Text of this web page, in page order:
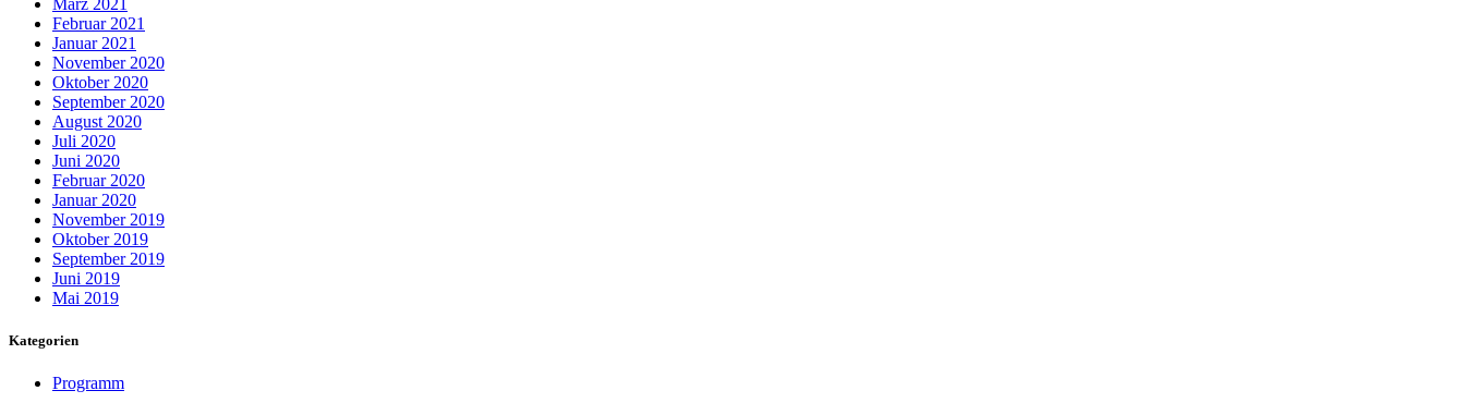
Februar 2021
Januar 2021
November 2020
Oktober 2020
September 2020
August 2020
Juli 2020
Juni 2020
Februar 2020
Januar 2020
November 2019
Oktober 2019
September 2019
Juni 2019
Mai 2019
Kategorien
Programm